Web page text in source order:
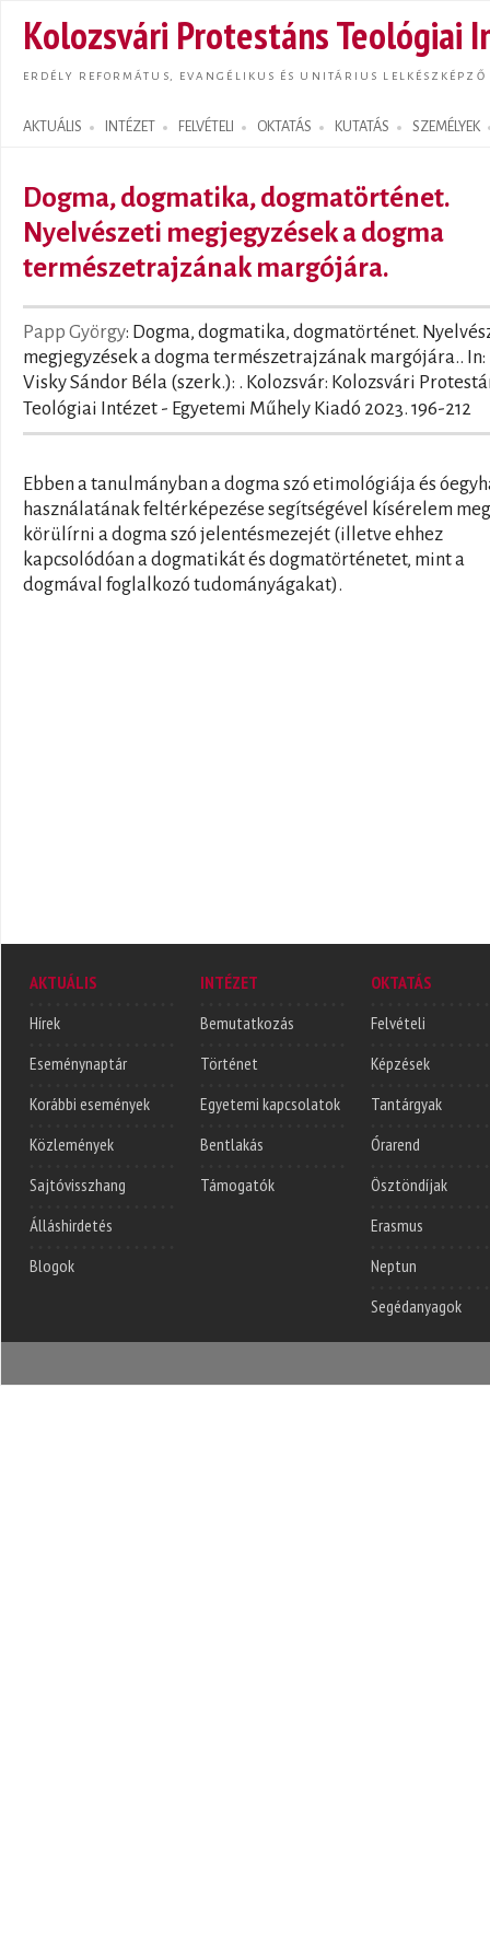
Kolozsvári Protestáns Teológiai
ERDÉLY REFORMÁTUS, EVANGÉLIKUS ÉS UNITÁRIUS LELKÉSZKÉPZŐ
AKTUÁLIS INTÉZET FELVÉTELI OKTATÁS KUTATÁS SZEMÉLYEK
Search form
Dogma, dogmatika, dogmatörténet.
Nyelvészeti megjegyzések a dogma
természetrajzának margójára.
Papp György: Dogma, dogmatika, dogmatörténet.
megjegyzések a dogma természetrajzának margójára.. In:
Visky Sándor Béla (szerk.): . Kolozsvár: Kolozsvári
Teológiai Intézet - Egyetemi Műhely Kiadó 2023. 196-212
Ebben a tanulmányban a dogma szó etimológiája és
használatának feltérképezése segítségével kísérelem meg
körülírni a dogma szó jelentésmezejét (illetve ehhez
kapcsolódóan a dogmatikát és dogmatörténetet, mint a
dogmával foglalkozó tudományágakat).
AKTUÁLIS
Hírek
Eseménynaptár
Korábbi események
Közlemények
Sajtóvisszhang
Álláshirdetés
Blogok
INTÉZET
Bemutatkozás
Történet
Egyetemi kapcsolatok
Bentlakás
Támogatók
OKTATÁS
Felvételi
Képzések
Tantárgyak
Órarend
Ösztöndíjak
Erasmus
Neptun
Segédanyagok